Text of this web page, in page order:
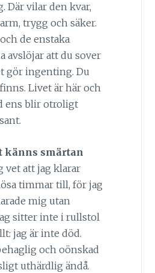
Där vilar den kvar,
trygg och säker.
de enstaka
avslöjar att du sover
gör ingenting. Du
Livet är här och
ens blir otroligt
känns smärtan
vet att jag klarar
timmar till, för jag
mig utan
sitter inte i rullstol
jag är inte död.
och oönskad
uthärdlig ändå.